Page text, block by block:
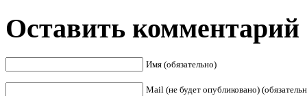
Оставить комментарий
Имя (обязательно)
Mail (не будет опубликовано)